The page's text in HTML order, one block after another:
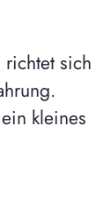
sich
kleines